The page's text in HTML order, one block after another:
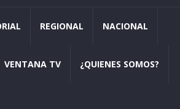
REGIONAL NACIONAL
VENTANA TV ¿QUIENES SOMOS?